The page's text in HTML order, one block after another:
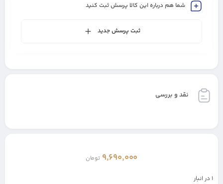
شما هم درباره این کالا پرسش ثبت کنید
ثبت پرسش جدید
نقد و بررسی
9,690,000 تومان
1 در انبار